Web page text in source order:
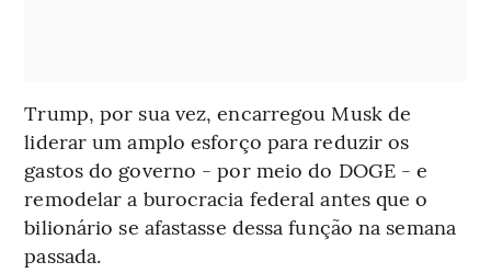
Trump, por sua vez, encarregou Musk de
liderar um amplo esforço para reduzir os
gastos do governo - por meio do DOGE - e
remodelar a burocracia federal antes que o
bilionário se afastasse dessa função na semana
passada.